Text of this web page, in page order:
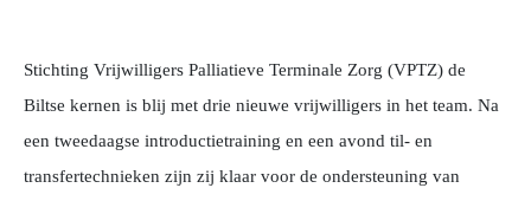
Stichting Vrijwilligers Palliatieve Terminale Zorg (VPTZ) de
Biltse kernen is blij met drie nieuwe vrijwilligers in het team. Na
een tweedaagse introductietraining en een avond til- en
transfertechnieken zijn zij klaar voor de ondersteuning van